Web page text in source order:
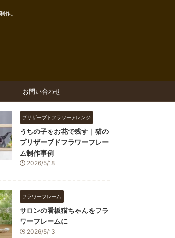
作。
お問い合わせ
プリザーブドフラワーアレンジ
うちの子をお花で残す｜猫の
プリザーブドフラワーフレー
ム制作事例
2026/5/18
フラワーフレーム
サロンの看板猫ちゃんをフラ
ワーフレームに
2026/5/13